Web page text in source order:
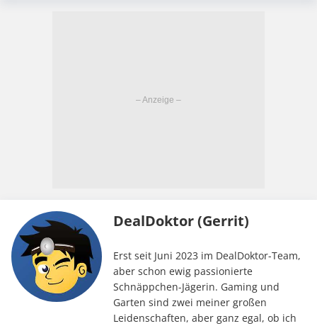
DealDoktor (Gerrit)
Erst seit Juni 2023 im DealDoktor-Team,
aber schon ewig passionierte
Schnäppchen-Jägerin. Gaming und
Garten sind zwei meiner großen
Leidenschaften, aber ganz egal, ob ich